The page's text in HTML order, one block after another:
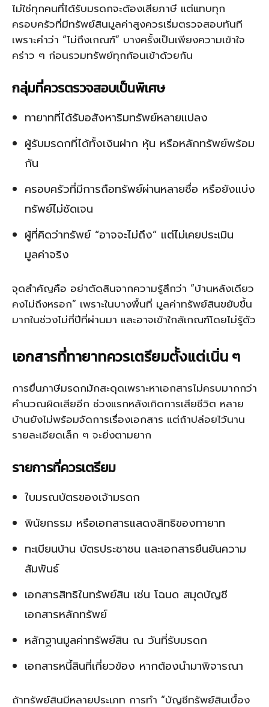
ไม่ใช่ทุกคนที่ได้รับมรดกจะต้องเสียภาษี แต่แทบทุก
ครอบครัวที่มีทรัพย์สินมูลค่าสูงควรเริ่มตรวจสอบทันที
เพราะคำว่า “ไม่ถึงเกณฑ์” บางครั้งเป็นเพียงความเข้าใจ
คร่าว ๆ ก่อนรวมทรัพย์ทุกก้อนเข้าด้วยกัน
กลุ่มที่ควรตรวจสอบเป็นพิเศษ
ทายาทที่ได้รับอสังหาริมทรัพย์หลายแปลง
ผู้รับมรดกที่ได้ทั้งเงินฝาก หุ้น หรือหลักทรัพย์พร้อม
กัน
ครอบครัวที่มีการถือทรัพย์ผ่านหลายชื่อ หรือยังแบ่ง
ทรัพย์ไม่ชัดเจน
ผู้ที่คิดว่าทรัพย์ “อาจจะไม่ถึง” แต่ไม่เคยประเมิน
มูลค่าจริง
จุดสำคัญคือ อย่าตัดสินจากความรู้สึกว่า “บ้านหลังเดียว
คงไม่ถึงหรอก” เพราะในบางพื้นที่ มูลค่าทรัพย์สินขยับขึ้น
มากในช่วงไม่กี่ปีที่ผ่านมา และอาจเข้าใกล้เกณฑ์โดยไม่รู้ตัว
เอกสารที่ทายาทควรเตรียมตั้งแต่เนิ่น ๆ
การยื่นภาษีมรดกมักสะดุดเพราะหาเอกสารไม่ครบมากกว่า
คำนวณผิดเสียอีก ช่วงแรกหลังเกิดการเสียชีวิต หลาย
บ้านยังไม่พร้อมจัดการเรื่องเอกสาร แต่ถ้าปล่อยไว้นาน
รายละเอียดเล็ก ๆ จะยิ่งตามยาก
รายการที่ควรเตรียม
ใบมรณบัตรของเจ้ามรดก
พินัยกรรม หรือเอกสารแสดงสิทธิของทายาท
ทะเบียนบ้าน บัตรประชาชน และเอกสารยืนยันความ
สัมพันธ์
เอกสารสิทธิในทรัพย์สิน เช่น โฉนด สมุดบัญชี
เอกสารหลักทรัพย์
หลักฐานมูลค่าทรัพย์สิน ณ วันที่รับมรดก
เอกสารหนี้สินที่เกี่ยวข้อง หากต้องนำมาพิจารณา
ถ้าทรัพย์สินมีหลายประเภท การทำ “บัญชีทรัพย์สินเบื้อง